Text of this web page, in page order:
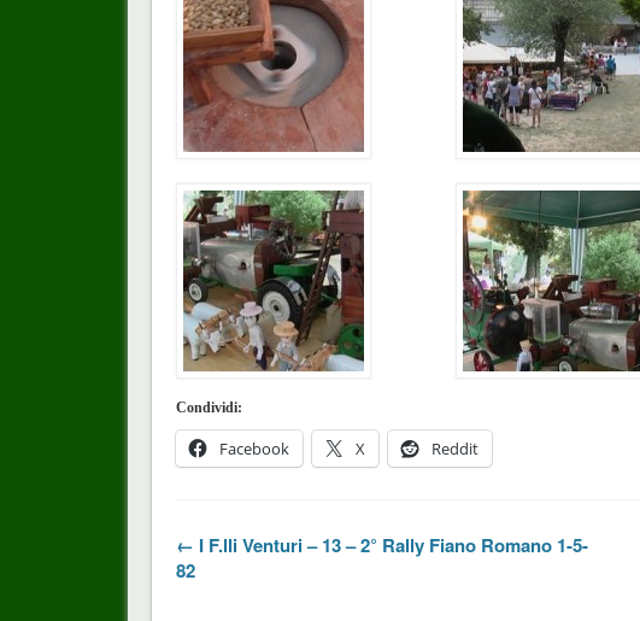
Condividi:
Facebook X Reddit
← I F.lli Venturi – 13 – 2° Rally Fiano Romano 1-5-
82